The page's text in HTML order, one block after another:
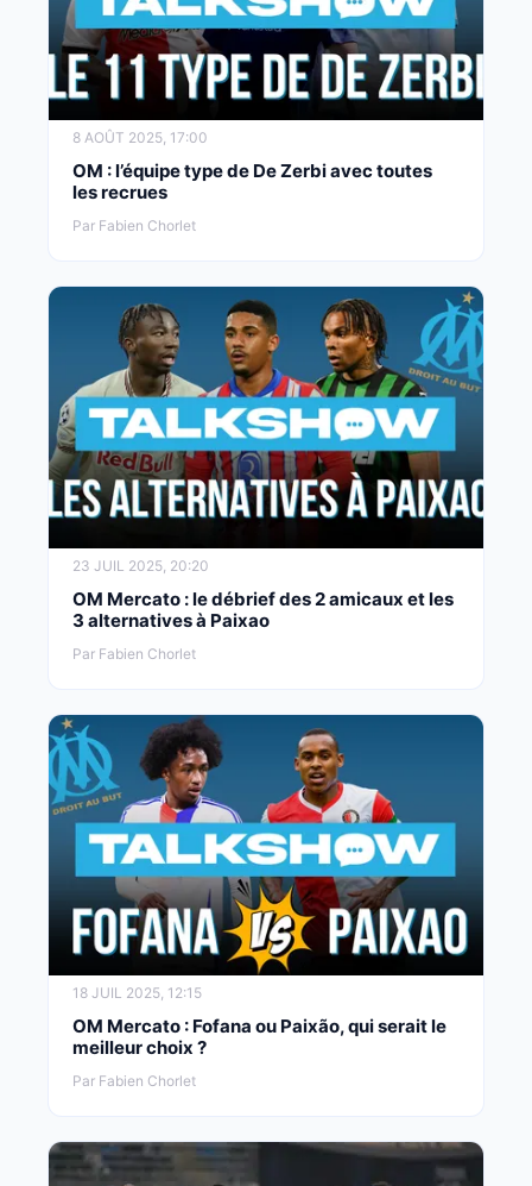
8 AOÛT 2025, 17:00
OM : l’équipe type de De Zerbi avec toutes
les recrues
Par Fabien Chorlet
23 JUIL 2025, 20:20
OM Mercato : le débrief des 2 amicaux et les
3 alternatives à Paixao
Par Fabien Chorlet
18 JUIL 2025, 12:15
OM Mercato : Fofana ou Paixão, qui serait le
meilleur choix ?
Par Fabien Chorlet